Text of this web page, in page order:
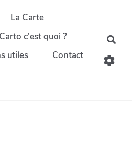
La Carte
c'est quoi ?
utiles
Contact